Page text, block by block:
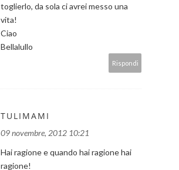
toglierlo, da sola ci avrei messo una
vita!
Ciao
Bellalullo
Rispondi
TULIMAMI
09 novembre, 2012 10:21
Hai ragione e quando hai ragione hai
ragione!